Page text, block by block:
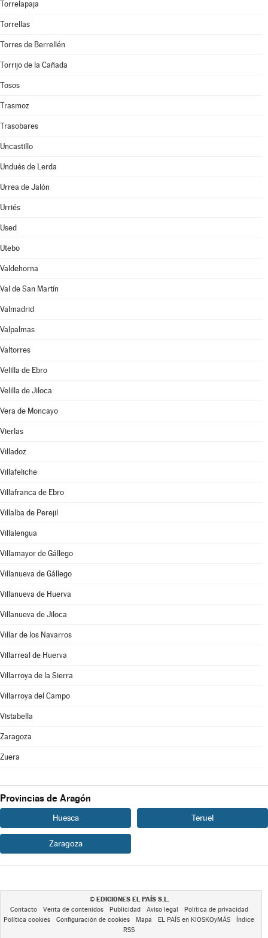
Torrelapaja
Torrellas
Torres de Berrellén
Torrijo de la Cañada
Tosos
Trasmoz
Trasobares
Uncastillo
Undués de Lerda
Urrea de Jalón
Urriés
Used
Utebo
Valdehorna
Val de San Martín
Valmadrid
Valpalmas
Valtorres
Velilla de Ebro
Velilla de Jiloca
Vera de Moncayo
Vierlas
Villadoz
Villafeliche
Villafranca de Ebro
Villalba de Perejil
Villalengua
Villamayor de Gállego
Villanueva de Gállego
Villanueva de Huerva
Villanueva de Jiloca
Villar de los Navarros
Villarreal de Huerva
Villarroya de la Sierra
Villarroya del Campo
Vistabella
Zaragoza
Zuera
Provincias de Aragón
Huesca Teruel
Zaragoza
© EDICIONES EL PAÍS S.L.
Contacto Venta de contenidos Publicidad Aviso legal
Política de privacidad
Política cookies
Configuración de cookies Mapa EL PAÍS en KIOSKOyMÁS
Índice
RSS